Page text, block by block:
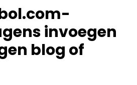
invoegen
blog of